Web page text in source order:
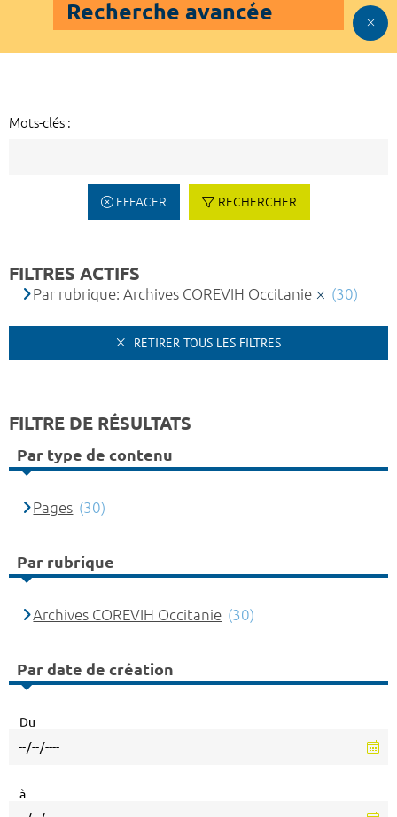
Recherche avancée
Mots-clés :
EFFACER RECHERCHER
FILTRES ACTIFS
Par rubrique: Archives COREVIH Occitanie (30)
RETIRER TOUS LES FILTRES
FILTRE DE RÉSULTATS
Par type de contenu
Pages (30)
Par rubrique
Archives COREVIH Occitanie (30)
Par date de création
Du
à